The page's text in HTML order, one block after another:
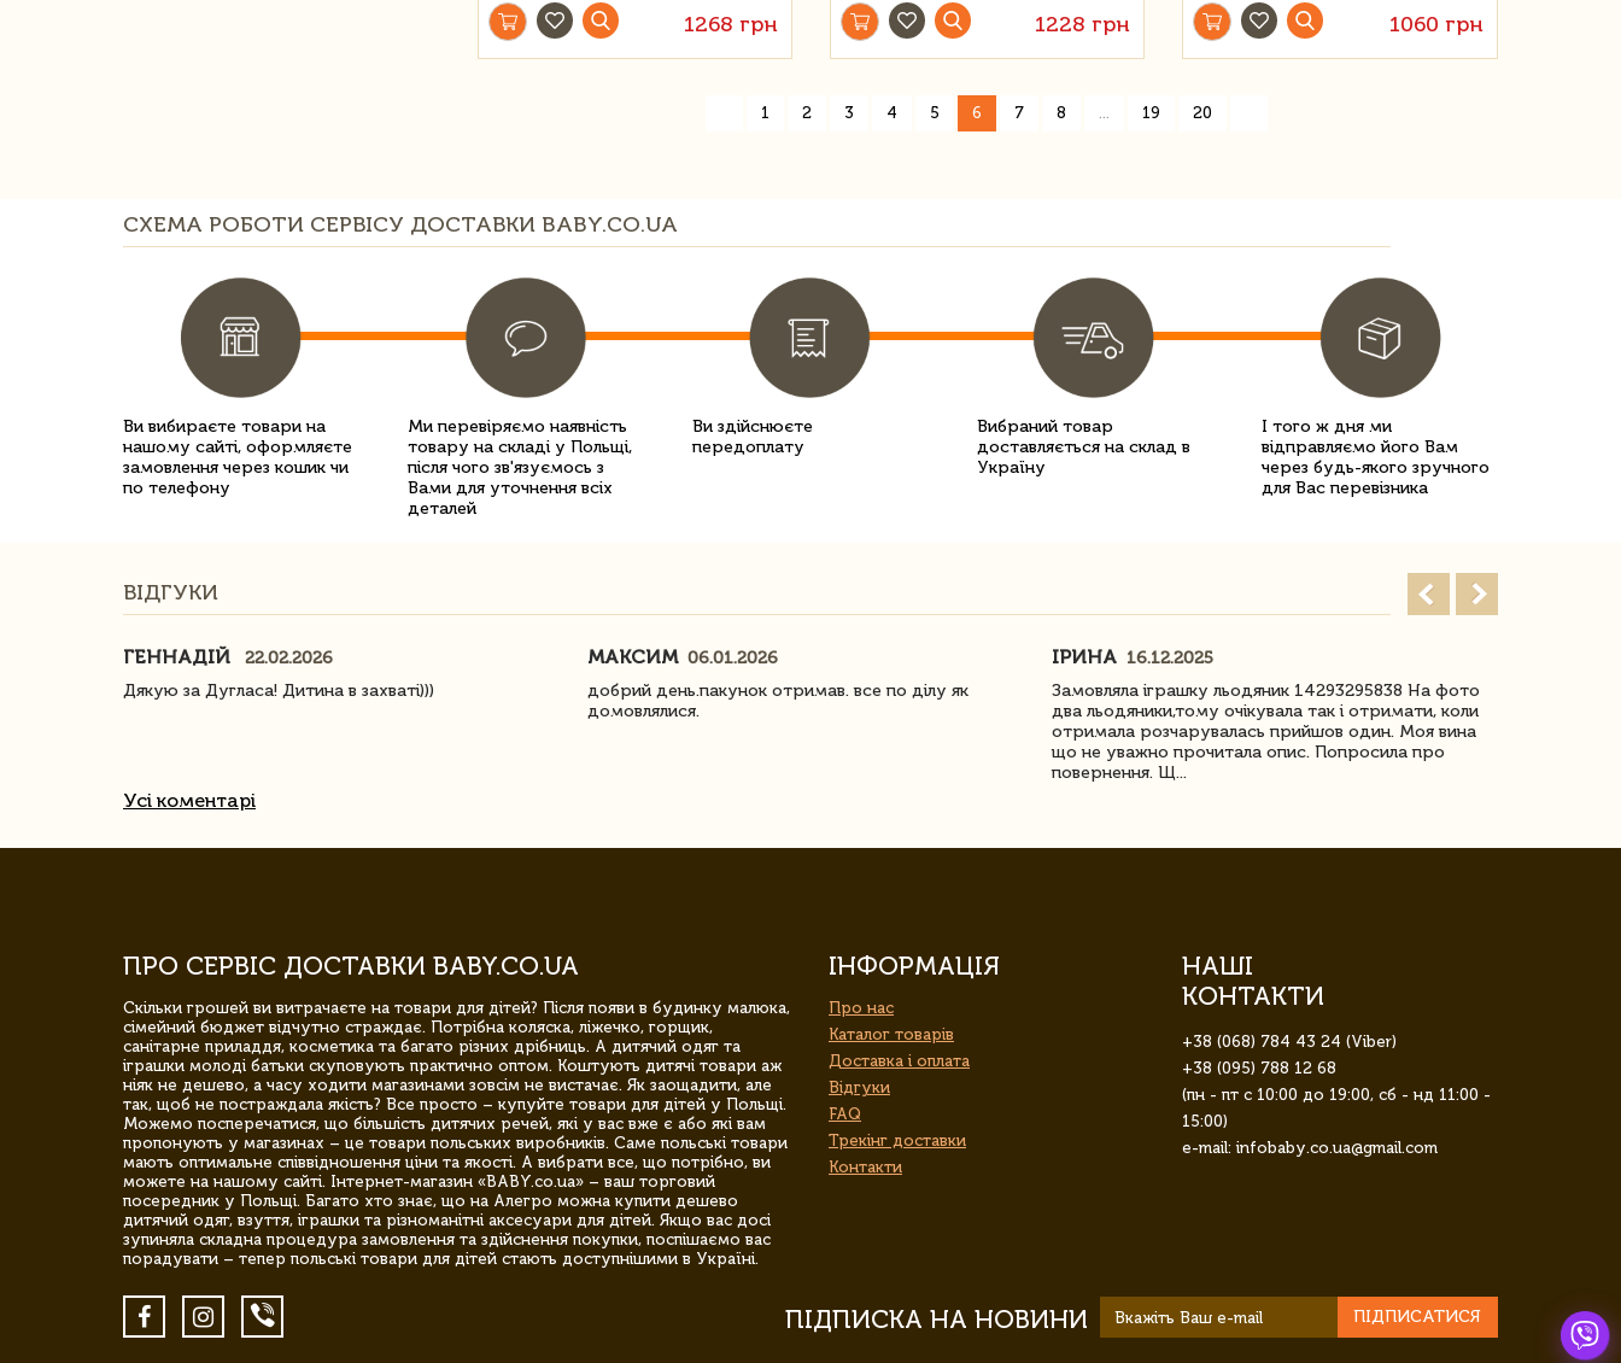
1268 грн 1228 грн 1060 грн
1 2 3 4 5 6 7 8 ... 19 20
СХЕМА РОБОТИ СЕРВІСУ ДОСТАВКИ BABY.CO.UA
Ви вибираєте товари на
нашому сайті, оформляєте
замовлення через кошик чи
по телефону
Ми перевіряємо наявність
товару на складі у Польщі,
після чого зв'язуємось з
Вами для уточнення всіх
деталей
Ви здійснюєте
передоплату
Вибраний товар
доставляється на склад в
Україну
І того ж дня ми
відправляємо його Вам
через будь-якого зручного
для Вас перевізника
ВІДГУКИ
ГЕННАДІЙ
22.02.2026
Дякую за Дугласа! Дитина в захваті)))
МАКСИМ 06.01.2026
добрий день.пакунок отримав. все по ділу як
домовлялися.
ІРИНА 16.12.2025
Замовляла іграшку льодяник 14293295838 На фото
два льодяники,тому очікувала так і отримати, коли
отримала розчарувалась прийшов один. Моя вина
що не уважно прочитала опис. Попросила про
повернення. Щ...
Усі коментарі
ПРО СЕРВІС ДОСТАВКИ BABY.CO.UA
Скільки грошей ви витрачаєте на товари для дітей? Після появи в будинку малюка,
сімейний бюджет відчутно страждає. Потрібна коляска, ліжечко, горщик,
санітарне приладдя, косметика та багато різних дрібниць. А дитячий одяг та
іграшки молоді батьки скуповують практично оптом. Коштують дитячі товари аж
ніяк не дешево, а часу ходити магазинами зовсім не вистачає. Як заощадити, але
так, щоб не постраждала якість? Все просто – купуйте товари для дітей у Польщі.
Можемо посперечатися, що більшість дитячих речей, які у вас вже є або які вам
пропонують у магазинах – це товари польських виробників. Саме польські товари
мають оптимальне співвідношення ціни та якості. А вибрати все, що потрібно, ви
можете на нашому сайті. Інтернет-магазин «BABY.co.ua» – ваш торговий
посередник у Польщі. Багато хто знає, що на Алегро можна купити дешево
дитячий одяг, взуття, іграшки та різноманітні аксесуари для дітей. Якщо вас досі
зупиняла складна процедура замовлення та здійснення покупки, поспішаємо вас
порадувати – тепер польські товари для дітей стають доступнішими в Україні.
ІНФОРМАЦІЯ
Про нас
Каталог товарів
Доставка і оплата
Відгуки
FAQ
Трекінг доставки
Контакти
НАШІ
КОНТАКТИ
+38 (068) 784 43 24 (Viber)
+38 (095) 788 12 68
(пн - пт с 10:00 до 19:00, сб - нд 11:00 -
15:00)
e-mail: infobaby.co.ua@gmail.com
ПІДПИСКА НА НОВИНИ ПІДПИСАТИСЯ